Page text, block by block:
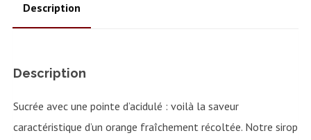
Description
Description
Sucrée avec une pointe d’acidulé : voilà la saveur
caractéristique d’un orange fraîchement récoltée. Notre sirop